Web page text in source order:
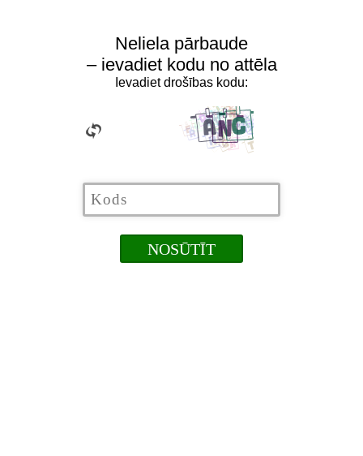
Neliela pārbaude
– ievadiet kodu no attēla
Ievadiet drošības kodu: